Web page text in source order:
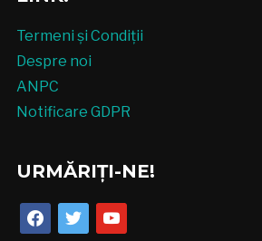
Termeni și Condiții
Despre noi
ANPC
Notificare GDPR
URMĂRIȚI-NE!
facebooktwitteryoutube